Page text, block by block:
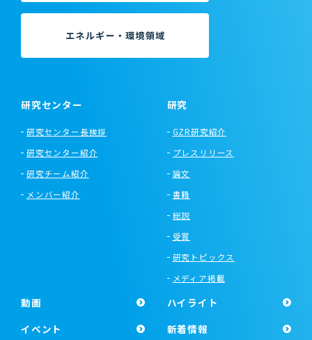
研究センター
研究センター長挨拶
研究センター紹介
研究チーム紹介
メンバー紹介
研究
GZR研究紹介
プレスリリース
論文
書籍
総説
受賞
研究トピックス
メディア掲載
動画
ハイライト
イベント
新着情報